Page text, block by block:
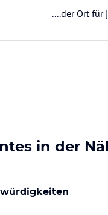
....der Ort für
in der